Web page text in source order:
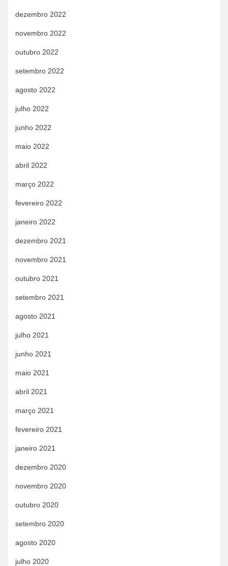
dezembro 2022
novembro 2022
outubro 2022
setembro 2022
agosto 2022
julho 2022
junho 2022
maio 2022
abril 2022
março 2022
fevereiro 2022
janeiro 2022
dezembro 2021
novembro 2021
outubro 2021
setembro 2021
agosto 2021
julho 2021
junho 2021
maio 2021
abril 2021
março 2021
fevereiro 2021
janeiro 2021
dezembro 2020
novembro 2020
outubro 2020
setembro 2020
agosto 2020
julho 2020